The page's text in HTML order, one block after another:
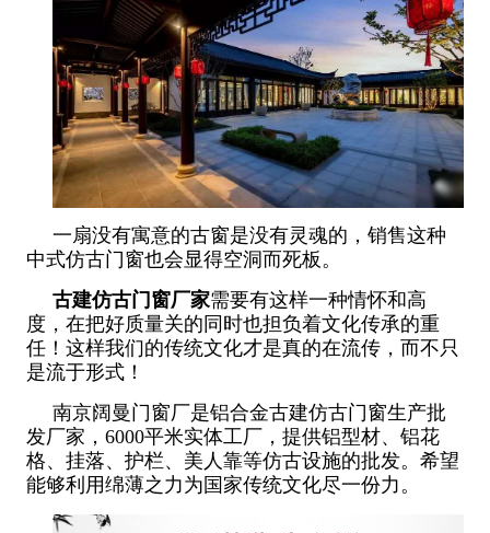
一扇没有寓意的古窗是没有灵魂的，销售这种
中式仿古门窗也会显得空洞而死板。
古建仿古门窗厂家需要有这样一种情怀和高
度，在把好质量关的同时也担负着文化传承的重
任！这样我们的传统文化才是真的在流传，而不只
是流于形式！
南京阔曼门窗厂是铝合金古建仿古门窗生产批
发厂家，6000平米实体工厂，提供铝型材、铝花
格、挂落、护栏、美人靠等仿古设施的批发。希望
能够利用绵薄之力为国家传统文化尽一份力。